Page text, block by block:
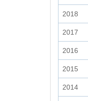
2018
2017
2016
2015
2014